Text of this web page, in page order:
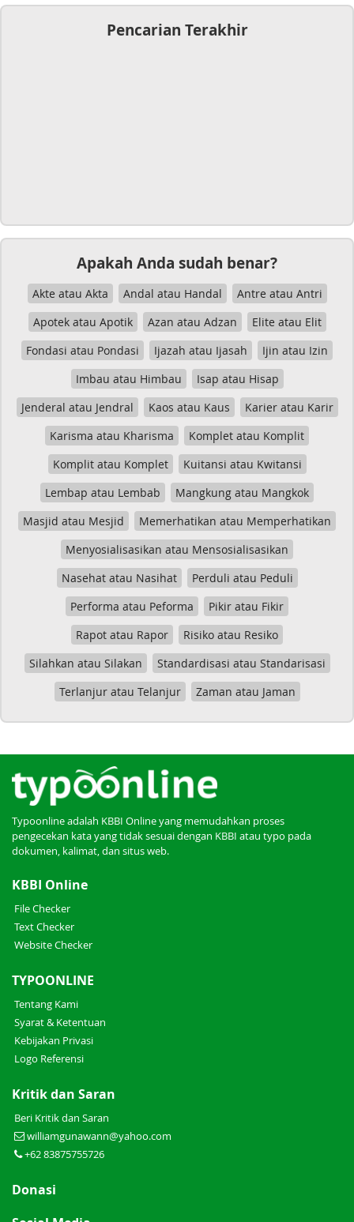
Pencarian Terakhir
Apakah Anda sudah benar?
Akte atau Akta Andal atau Handal
Antre atau Antri
Apotek atau Apotik
Azan atau Adzan
Elite atau Elit
Fondasi atau Pondasi
Ijazah atau Ijasah
Ijin atau Izin
Imbau atau Himbau
Isap atau Hisap
Jenderal atau Jendral
Kaos atau Kaus
Karier atau Karir
Karisma atau Kharisma
Komplet atau Komplit
Komplit atau Komplet
Kuitansi atau Kwitansi
Lembap atau Lembab
Mangkung atau Mangkok
Masjid atau Mesjid
Memerhatikan atau Memperhatikan
Menyosialisasikan atau Mensosialisasikan
Nasehat atau Nasihat
Perduli atau Peduli
Performa atau Peforma
Pikir atau Fikir
Rapot atau Rapor
Risiko atau Resiko
Silahkan atau Silakan
Standardisasi atau Standarisasi
Terlanjur atau Telanjur
Zaman atau Jaman
Typoonline adalah KBBI Online yang memudahkan proses
pengecekan kata yang tidak sesuai dengan KBBI atau typo pada
dokumen, kalimat, dan situs web.
KBBI Online
File Checker
Text Checker
Website Checker
TYPOONLINE
Tentang Kami
Syarat & Ketentuan
Kebijakan Privasi
Logo Referensi
Kritik dan Saran
Beri Kritik dan Saran
williamgunawann@yahoo.com
+62 83875755726
Donasi